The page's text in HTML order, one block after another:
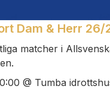
Dam & Herr 26/
matcher i
@ Tumba